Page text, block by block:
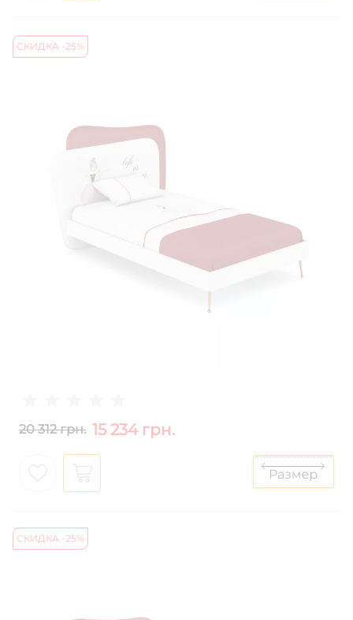
СКИДКА -25%
20 312 грн. 15 234 грн.
СКИДКА -25%